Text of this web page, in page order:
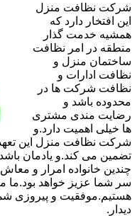
شرکت نظافت منزل
این افتخار دارد که
همشیه خدمت گذار
منطقه در امر نظافت
ساختمان منزل و
نظافت ادارات و
نظافت شرکت ها در
محدوده باشد و
رضایت مندی مشتری
ها خیلی اهمیت دارد.و
شرکت نظافت منزل این تعهد
تضمین می کند.و یادمان
چندین خانواده امرار و
سر شما عزیز خواهد
هستیم.موفقیت و پیروزی
دیدار.